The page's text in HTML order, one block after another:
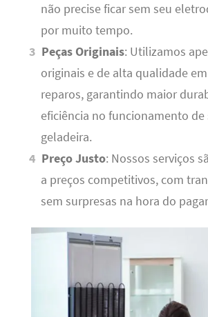
não precise ficar sem seu
por muito tempo.
Peças Originais: Utilizamos
originais e de alta qualidade
reparos, garantindo maior
eficiência no funcionamento de
geladeira.
Preço Justo: Nossos serviços
a preços competitivos, com
sem surpresas na hora do